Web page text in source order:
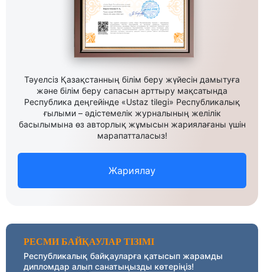
Тәуелсіз Қазақстанның білім беру жүйесін дамытуға
және білім беру сапасын арттыру мақсатында
Республика деңгейінде «Ustaz tilegi» Республикалық
ғылыми – әдістемелік журналының желілік
басылымына өз авторлық жұмысын жариялағаны үшін
марапатталасыз!
Жариялау
РЕСМИ БАЙҚАУЛАР ТІЗІМІ
Республикалық байқауларға қатысып жарамды
дипломдар алып санатыңызды көтеріңіз!